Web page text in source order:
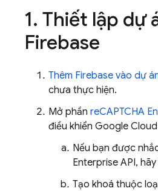
1. Thiết lập dự
Firebase
Thêm Firebase vào dự
chưa thực hiện.
Mở phần reCAPTCHA
điều khiển Google Cloud
Nếu bạn được
Enterprise API,
Tạo khoá thuộc